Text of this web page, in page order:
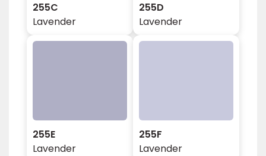
255C
Lavender
255D
Lavender
255E
Lavender
255F
Lavender